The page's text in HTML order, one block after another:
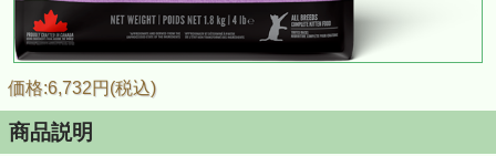
価格:6,732円(税込)
商品説明